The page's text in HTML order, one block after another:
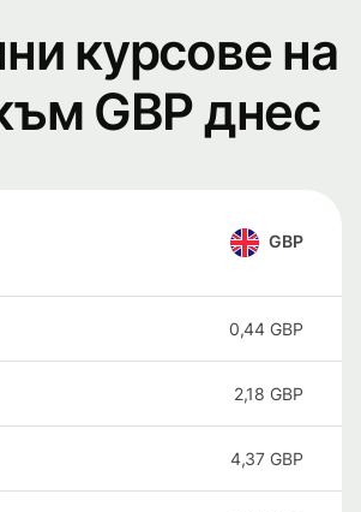
курсове на
GBP днес
GBP
0,44 GBP
2,18 GBP
4,37 GBP